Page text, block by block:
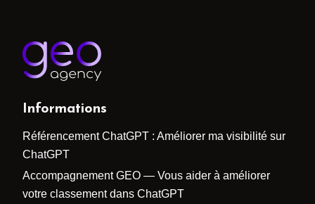
Informations
Référencement ChatGPT : Améliorer ma visibilité sur
ChatGPT
Accompagnement GEO — Vous aider à améliorer
votre classement dans ChatGPT